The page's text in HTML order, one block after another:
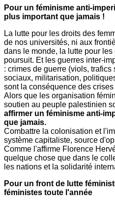
Pour un féminisme anti-
plus important que jamais !
La lutte pour les droits des
de nos universités, ni aux
dans le monde, la lutte pour
poursuit. Et les guerres inter-
: crimes de guerre (viols,
sociaux, militarisation,
sont la conséquence des
Alors que les organisation
soutien au peuple palestinien
affirmer un féminisme anti-
que jamais.
Combattre la colonisation et
système capitaliste, source
Comme l'affirme Florence
quelque chose que dans le
les nations et la solidarité
Pour un front de lutte
féministes toute l'année